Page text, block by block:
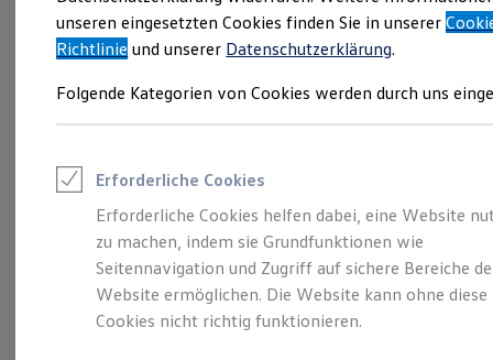
Aktuelle Angebote
E-Auto-Förderung
Volkswagen Marktplatz
Junge Gebrauchtwagen und Gebrauchtwagen
Saisonangebote
Leasing
Leasing-Angebote
Gebrauchtwagen Leasing
Junge Gebrauchtwagen-Leasing
Elektroauto Leasing
Kleinwagen-Leasing
Leasing ohne Anzahlung
Das T-Roc Cabriolet
R-Line
unseren eingesetzten Cookies finden Sie in unserer
Richtlinie und unserer Datenschutzerklärung.
Folgende Kategorien von Cookies werden durch uns
Erforderliche Cookies
Erforderliche Cookies helfen dabei, eine Website
zu machen, indem sie Grundfunktionen wie
Seitennavigation und Zugriff auf sichere Bereiche
Website ermöglichen. Die Website kann ohne diese
Cookies nicht richtig funktionieren.